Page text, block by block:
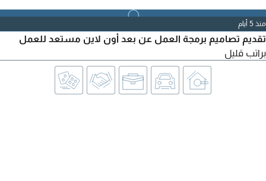
منذ 5 أيام
تقديم تصاميم برمجة العمل عن بعد أون لاين مستعد للعمل
براتب قليل